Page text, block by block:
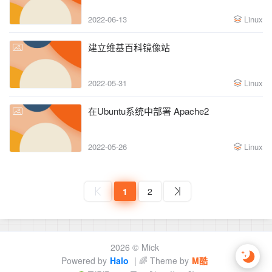
2022-06-13 Linux
建立维基百科镜像站
2022-05-31 Linux
在Ubuntu系统中部署 Apache2
2022-05-26 Linux
1 2
2026 © Mick
Powered by Halo | 🌈 Theme by M酷